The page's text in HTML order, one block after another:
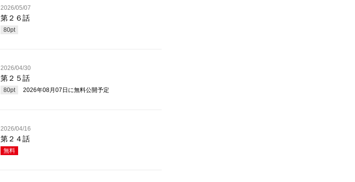
2026/05/07
第２６話
80pt
2026/04/30
第２５話
80pt 2026年08月07日 に無料公開予定
2026/04/16
第２４話
無料